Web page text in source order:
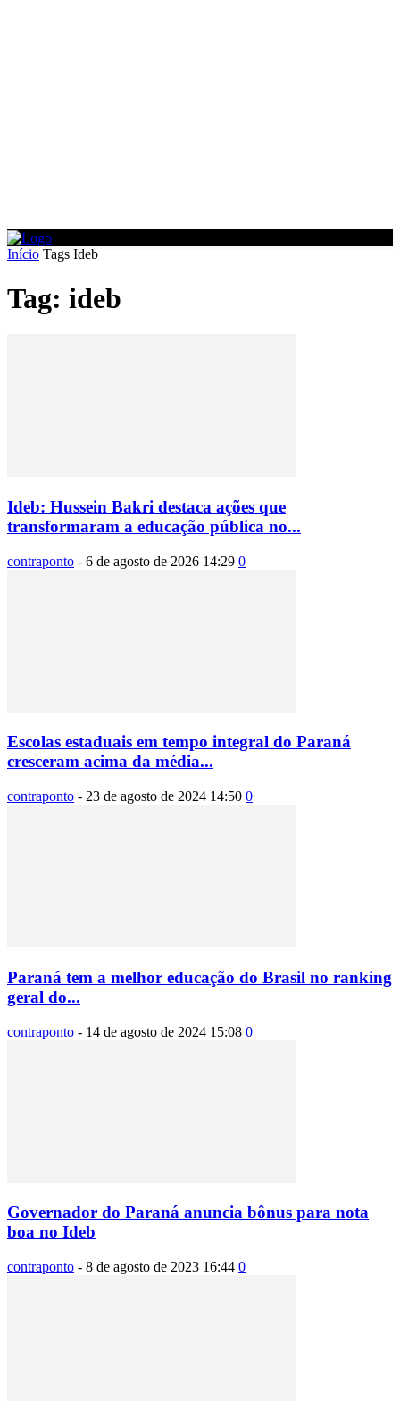
Início Tags Ideb
Tag: ideb
Ideb: Hussein Bakri destaca ações que
transformaram a educação pública no...
contraponto - 6 de agosto de 2026 14:29 0
Escolas estaduais em tempo integral do Paraná
cresceram acima da média...
contraponto - 23 de agosto de 2024 14:50 0
Paraná tem a melhor educação do Brasil no ranking
geral do...
contraponto - 14 de agosto de 2024 15:08 0
Governador do Paraná anuncia bônus para nota
boa no Ideb
contraponto - 8 de agosto de 2023 16:44 0